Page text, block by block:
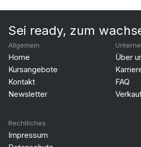
Sei ready, zum
Allgemein
Home
Kursangebote
Kontakt
Newsletter
Über
FAQ
Rechtliches
Impressum